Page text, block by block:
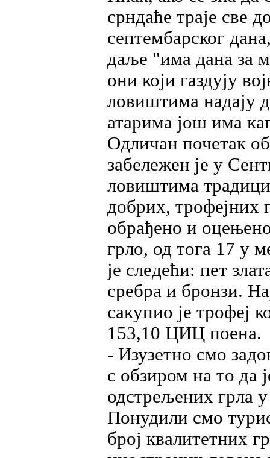
срндаће траје све
септембарског
даље "има дана за
они који газдују
ловиштима надају
атарима још има
Одличан почетак
забележен је у
ловиштима
добрих, трофејних
обрађено и
грло, од тога 17 у
је следећи: пет
сребра и бронзи.
сакупио је трофеј
153,10 ЦИЦ поена.
- Изузетно смо
с обзиром на то да
одстрељених грла
Понудили смо
број квалитетних